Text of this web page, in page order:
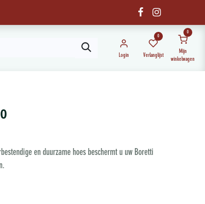
Login
0
Verlanglijst
0
Mijn
winkelwagen
en duurzame hoes beschermt u uw Boretti